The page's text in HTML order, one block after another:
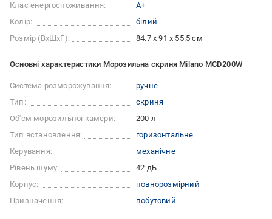
Клас енергоспоживання:
A+
Колір:
білий
Розмір (ВхШхГ):
84.7 х 91 х 55.5 см
Основні характеристики Морозильна скриня Milano MCD200W
Система розморожування:
ручне
Тип:
скриня
Об'єм морозильної камери:
200 л
Тип встановлення:
горизонтальне
Керування:
механічне
Рівень шуму:
42 дБ
Корпус:
повнорозмірний
Призначення:
побутовий